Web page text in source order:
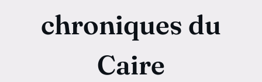
chroniques du
Caire